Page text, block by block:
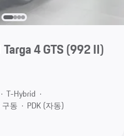
4 GTS(992 II)
T-Hybrid
동
PDK (자동)